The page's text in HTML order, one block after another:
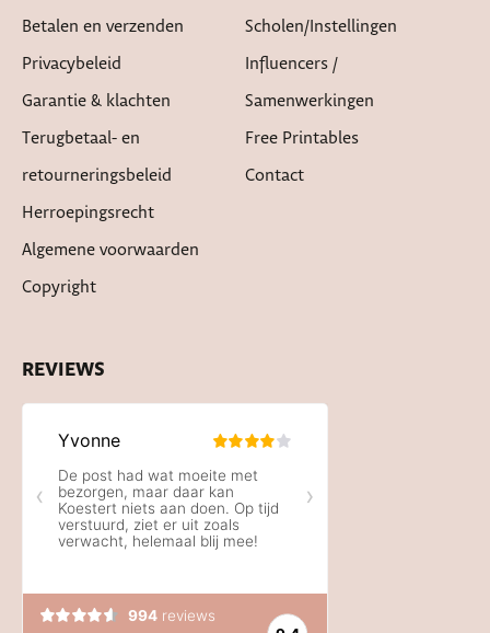
Betalen en verzenden
Privacybeleid
Garantie & klachten
Terugbetaal- en
retourneringsbeleid
Herroepingsrecht
Algemene voorwaarden
Copyright
Scholen/instellingen
Influencers /
Samenwerkingen
Free Printables
Contact
REVIEWS